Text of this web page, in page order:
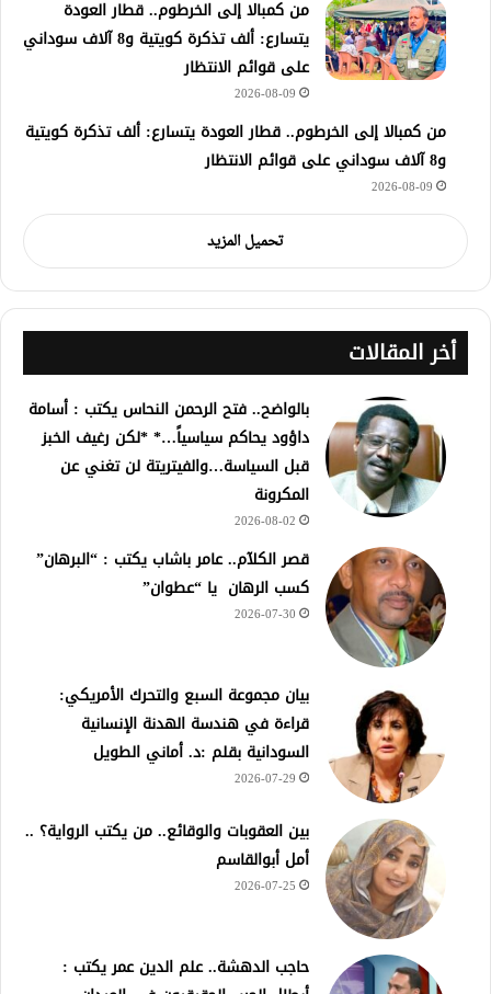
من كمبالا إلى الخرطوم.. قطار العودة
يتسارع: ألف تذكرة كويتية و8 آلاف سوداني
على قوائم الانتظار
2026-08-09
من كمبالا إلى الخرطوم.. قطار العودة يتسارع: ألف تذكرة كويتية
و8 آلاف سوداني على قوائم الانتظار
2026-08-09
تحميل المزيد
أخر المقالات
بالواضح.. فتح الرحمن النحاس يكتب : أسامة
داؤود يحاكم سياسياً…* *لكن رغيف الخبز
قبل السياسة…والفيتريتة لن تغني عن
المكرونة
2026-08-02
قصر الكلآم.. عامر باشاب يكتب : “البرهان”
كسب الرهان يا “عطوان”
2026-07-30
بيان مجموعة السبع والتحرك الأمريكي:
قراءة في هندسة الهدنة الإنسانية
السودانية بقلم :د. أماني الطويل
2026-07-29
بين العقوبات والوقائع.. من يكتب الرواية؟ ..
أمل أبوالقاسم
2026-07-25
حاجب الدهشة.. علم الدين عمر يكتب :